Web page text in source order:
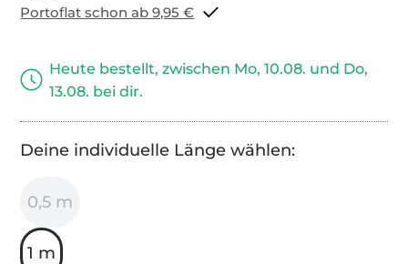
Portoflat schon ab 9,95 €
Heute bestellt, zwischen Mo, 10.08. und Do,
13.08. bei dir.
Deine individuelle Länge wählen:
0,5 m
1 m